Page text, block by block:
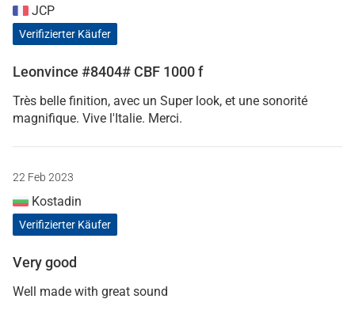
JCP
Verifizierter Käufer
Leonvince #8404# CBF 1000 f
Très belle finition, avec un Super look, et une sonorité
magnifique. Vive l'Italie. Merci.
22 Feb 2023
Kostadin
Verifizierter Käufer
Very good
Well made with great sound